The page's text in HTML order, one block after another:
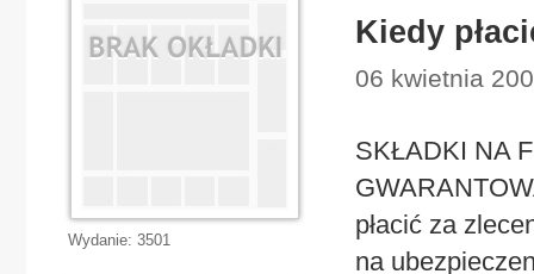
Kiedy
06 kwietnia
SKŁADKI NA
płacić za
na
Wydanie: 3501